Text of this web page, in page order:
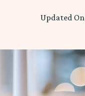
Updated On